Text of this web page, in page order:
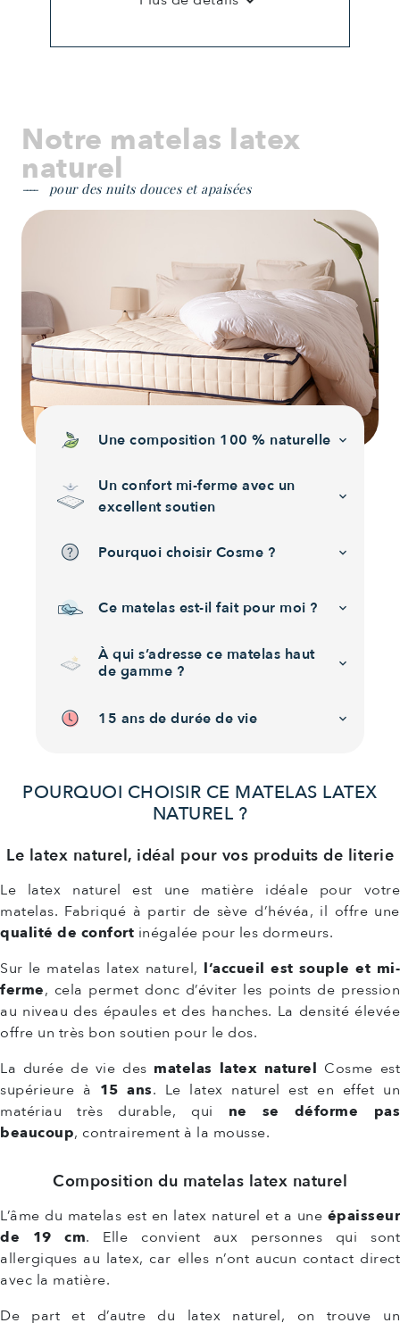
Notre matelas latex
naturel
pour des nuits douces et apaisées
Une composition 100 % naturelle keyboard_arrow_down
Un confort mi-ferme avec un
excellent soutien
keyboard_arrow_down
Pourquoi choisir Cosme ? keyboard_arrow_down
Ce matelas est-il fait pour moi ? keyboard_arrow_down
À qui s’adresse ce matelas haut
de gamme ?
keyboard_arrow_down
15 ans de durée de vie keyboard_arrow_down
POURQUOI CHOISIR CE MATELAS LATEX
NATUREL ?
Le latex naturel, idéal pour vos produits de literie
Le latex naturel est une matière idéale pour votre
matelas. Fabriqué à partir de sève d’hévéa, il offre une
qualité de confort inégalée pour les dormeurs.
Sur le matelas latex naturel, l’accueil est souple et mi-
ferme, cela permet donc d’éviter les points de pression
au niveau des épaules et des hanches. La densité élevée
offre un très bon soutien pour le dos.
La durée de vie des matelas latex naturel Cosme est
supérieure à 15 ans. Le latex naturel est en effet un
matériau très durable, qui ne se déforme pas
beaucoup, contrairement à la mousse.
Composition du matelas latex naturel
L’âme du matelas est en latex naturel et a une épaisseur
de 19 cm. Elle convient aux personnes qui sont
allergiques au latex, car elles n’ont aucun contact direct
avec la matière.
De part et d’autre du latex naturel, on trouve un